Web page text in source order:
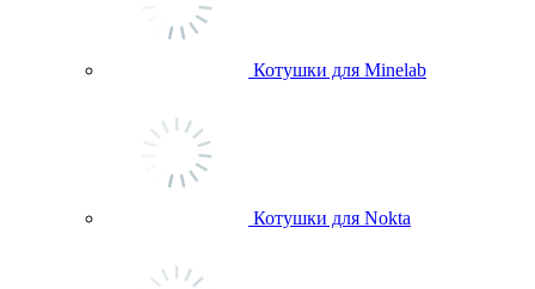
Котушки для Minelab
Котушки для Nokta